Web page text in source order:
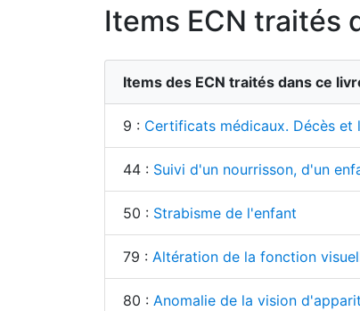
Items ECN traités
Items des ECN traités dans ce
9 : Certificats médicaux. Décès et
44 : Suivi d'un nourrisson, d'un
50 : Strabisme de l'enfant
79 : Altération de la fonction
80 : Anomalie de la vision